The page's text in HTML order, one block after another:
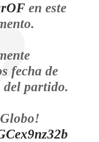
en este
fecha de
partido.